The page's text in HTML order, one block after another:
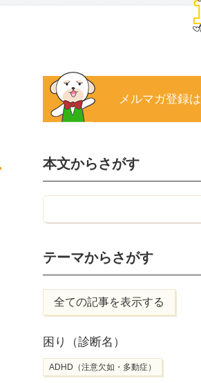
メルマガ登録
本文からさがす
テーマからさがす
全ての記事を表示する
困り（診断名）
ADHD（注意欠如・多動症）